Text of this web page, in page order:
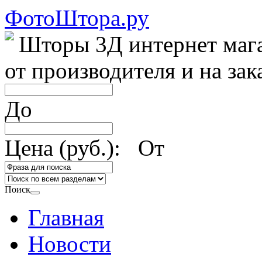
ФотоШтора.ру
Шторы 3Д интернет
от производителя и на
До
Цена (руб.): От
Поиск
Главная
Новости